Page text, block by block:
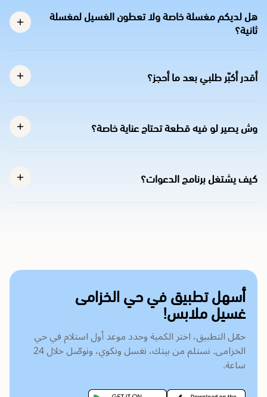
هل لديكم مغسلة خاصة ولا تعطون الغسيل لمغسلة
ثانية؟
أقدر أكبّر طلبي بعد ما أحجز؟
وش يصير لو فيه قطعة تحتاج عناية خاصة؟
كيف يشتغل برنامج الدعوات؟
أسهل تطبيق في حي الخزامى
غسيل ملابس!
حمّل التطبيق، اختر الكمية وحدد موعد أول استلام في حي
الخزامى. نستلم من بيتك، نغسل ونكوي، ونوصّل خلال 24
ساعة.